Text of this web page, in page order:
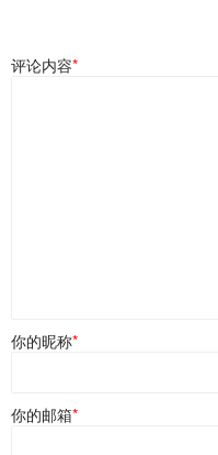
评论内容*
你的昵称*
你的邮箱*